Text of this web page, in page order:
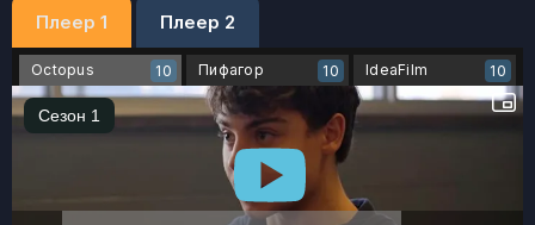
Плеер 1 Плеер 2
Octopus 10 Пифагор 10 IdeaFilm 10